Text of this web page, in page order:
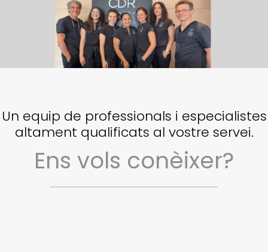
Un equip de professionals i especialistes
altament qualificats al vostre servei.
Ens vols conèixer?